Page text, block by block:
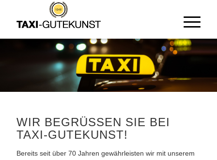
WIR BEGRÜSSEN SIE BEI T
AXI-GUTEKUNST!
Bereits seit über 70 Jahren gewährleisten wir mit unserem